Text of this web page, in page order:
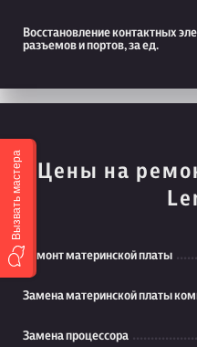
Восстановление контактных
разъемов и портов, за ед.
Цены на
Ремонт материнской платы
Замена материнской платы
Замена процессора
Вызвать мастера